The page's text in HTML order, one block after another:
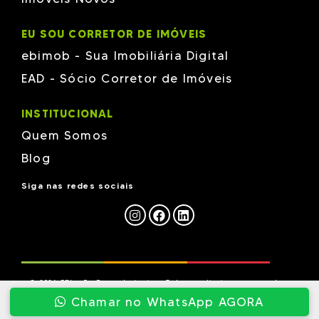
ZANELLA
Chamar no WhatsApp AGORA
EU SOU CORRETOR DE IMÓVEIS
ebimob - Sua Imobiliária Digital
EAD - Sócio Corretor de Imóveis
INSTITUCIONAL
Quem Somos
Blog
Siga nas redes sociais
© 2026 EBI - Eu Busco Imóveis - Todos os direitos reservados.